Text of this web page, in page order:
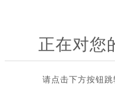
正在对您
请点击下方按钮